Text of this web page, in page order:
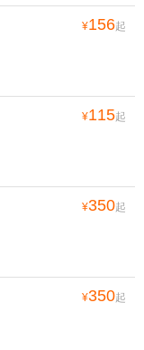
¥156起
¥115起
¥350起
¥350起